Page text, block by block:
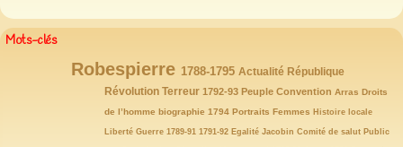
Mots-clés
Robespierre 1788-1795Actualité
72/146 République
65/146
RévolutionTerreur1792-93 PeupleConvention
47/146 Arras
43/146
Droits
de l’homme biographie1794 Portraits
32/146 Femmes
31/146 Histoire locale
29/146
LibertéGuerre1789-911791-92
21/146 Egalité
21/146 Jacobin
21/146 Comité de salut Public